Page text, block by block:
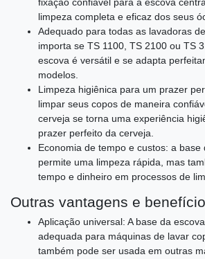
limpeza completa e eficaz dos seus
Adequado para todas as lavadoras
importa se TS 1100, TS 2100 ou TS
escova é versátil e se adapta
modelos.
Limpeza higiênica para um prazer
limpar seus copos de maneira
cerveja se torna uma experiência
prazer perfeito da cerveja.
Economia de tempo e custos: a base
permite uma limpeza rápida, mas
tempo e dinheiro em processos de
Outras vantagens e
Aplicação universal: A base da
adequada para máquinas de lavar
também pode ser usada em outras